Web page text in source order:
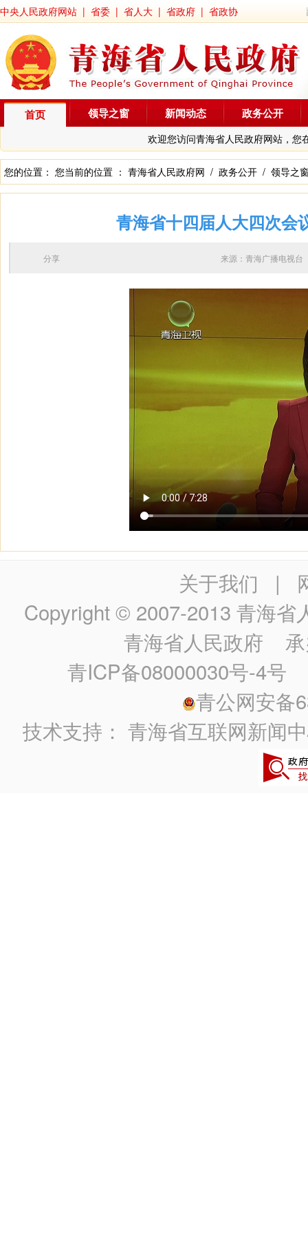
中央人民政府网站 | 省委 | 省人大 | 省政府 | 省政协
首页
欢迎您访问青海省人民政府网站，您
领导之窗 新闻动态 政务公开
您的位置： 您当前的位置 ： 青海省人民政府网 / 政务公开 / 领导之
青海省十四届人大四次会
来源：青海广播电视
分享
关于我们 |
Copyright © 2007-2013 青海省
青海省人民政府 承
青ICP备08000030号-4号
青公网安备
技术支持：青海省互联网新闻